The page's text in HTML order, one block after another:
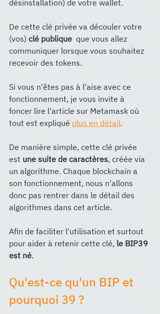
désinstallation) de votre wallet.
De cette clé privée va découler votre
(vos) clé publique que vous allez
communiquer lorsque vous souhaitez
recevoir des tokens.
Si vous n'êtes pas à l'aise avec ce
fonctionnement, je vous invite à
foncer lire l'article sur Metamask où
tout est expliqué plus en détail.
De manière simple, cette clé privée
est une suite de caractères, créée via
un algorithme. Chaque blockchain a
son fonctionnement, nous n'allons
donc pas rentrer dans le détail des
algorithmes dans cet article.
Afin de faciliter l'utilisation et surtout
pour aider à retenir cette clé, le BIP39
est né.
Qu'est-ce qu'un BIP et
pourquoi 39 ?